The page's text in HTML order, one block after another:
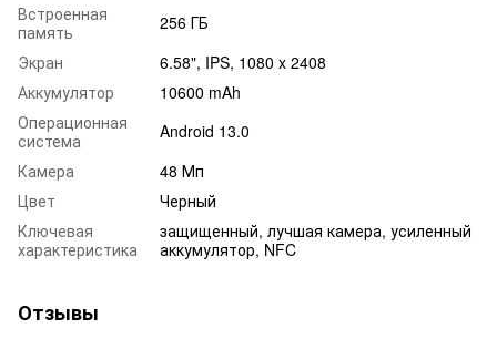
Встроенная
память
256 ГБ
Экран
6.58", IPS, 1080 x 2408
Аккумулятор
10600 mAh
Операционная
система
Android 13.0
Камера
48 Мп
Цвет
Черный
Ключевая
характеристика
защищенный, лучшая камера, усиленный
аккумулятор, NFC
Отзывы